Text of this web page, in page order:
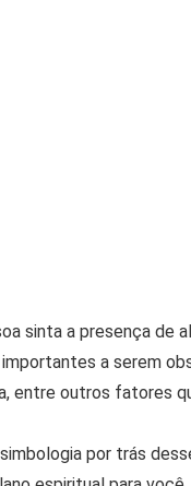
sinta a presença de
a serem
entre outros fatores
por trás